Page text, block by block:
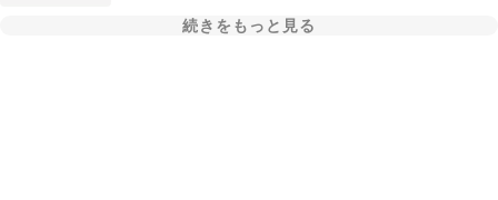
続きをもっと見る